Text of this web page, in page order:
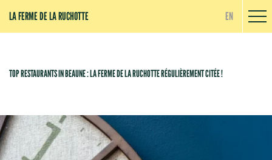
LA FERME DE LA RUCHOTTE EN
TOP RESTAURANTS IN BEAUNE : LA FERME DE LA RUCHOTTE RÉGULIÈREMENT CITÉE !